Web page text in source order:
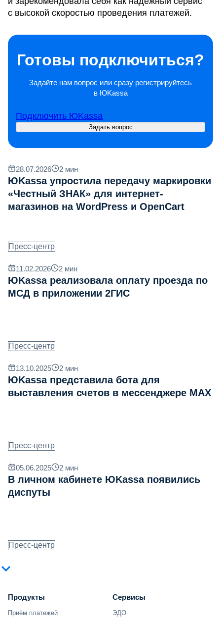
с высокой скоростью проведения платежей.
Готовы подключиться?
Задайте нам вопрос или сразу регистрируйтесь
в ЮKassa
Подключить ЮKassa
Задать вопрос
28.07.2026 2 мин
ЮKassa упростила передачу маркировки
«Честный ЗНАК» для интернет-
магазинов на WordPress и OpenCart
Пресс-центр
11.02.2026 2 мин
ЮKassa реализовала оплату проезда по
МСД в приложении 2ГИС
Пресс-центр
13.10.2025 2 мин
ЮKassa представила бота для
выставления счетов в мессенджере MAX
Пресс-центр
05.06.2025 2 мин
В личном кабинете ЮKassa появились
диспуты
Пресс-центр
Продукты
Приём платежей
Сервисы
ЭДО